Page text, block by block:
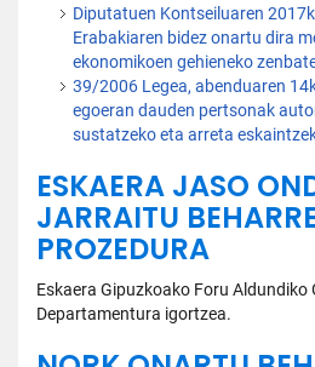
Diputatuen Kontseiluaren
Erabakiaren bidez onartu dira
ekonomikoen gehieneko
39/2006 Legea, abenduaren
egoeran dauden pertsonak
sustatzeko eta arreta
ESKAERA JASO
JARRAITU
PROZEDURA
Eskaera Gipuzkoako Foru
Departamentura igortzea.